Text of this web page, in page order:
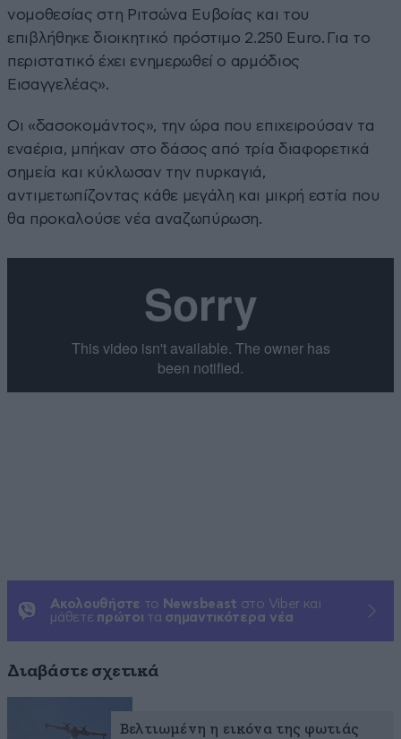
νομοθεσίας στη Ριτσώνα Ευβοίας και του
επιβλήθηκε διοικητικό πρόστιμο 2.250 Euro. Για το
περιστατικό έχει ενημερωθεί ο αρμόδιος
Εισαγγελέας».
Οι «δασοκομάντος», την ώρα που επιχειρούσαν τα
εναέρια, μπήκαν στο δάσος από τρία διαφορετικά
σημεία και κύκλωσαν την πυρκαγιά,
αντιμετωπίζοντας κάθε μεγάλη και μικρή εστία που
θα προκαλούσε νέα αναζωπύρωση.
Ακολουθήστε το Newsbeast στο Viber και
μάθετε πρώτοι τα σημαντικότερα νέα
Διαβάστε σχετικά
Βελτιωμένη η εικόνα της φωτιάς